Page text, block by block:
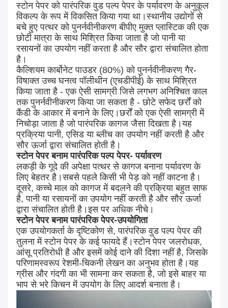
स्टोन पेपर को पारंपरिक वुड पल्प पेपर के पर्यावरण के अनुकूल
विकल्प के रूप में विकसित किया गया था।स्थानीय उद्योगों से
बचे हुए पत्थर को पुनर्नवीनीकरण बीपीए मुक्त प्लास्टिक की एक
छोटी मात्रा के साथ मिश्रित किया जाता है जो पानी या
रसायनों का उपयोग नहीं करता है और सौर द्वारा संचालित होता
है।
कैल्शियम कार्बोनेट पाउडर (80%) को पुनर्नवीनीकरण गैर-
विषाक्त उच्च घनत्व पॉलीथीन (एचडीपीई) के साथ मिश्रित
किया जाता है - एक ऐसी सामग्री जिसे लगभग अनिश्चित काल
तक पुनर्नवीनीकरण किया जा सकता है - छोटे सफेद छर्रों को
कैंडी के आकार में बनाने के लिए।छर्रों को एक ऐसी सामग्री में
निचोड़ा जाता है जो पारंपरिक कागज जैसा दिखता है।यह
प्रक्रिया पानी, एसिड या ब्लीच का उपयोग नहीं करती है और
सौर ऊर्जा द्वारा संचालित होती है।
स्टोन पेपर बनाम पारंपरिक पल्प पेपर- पर्यावरण
लकड़ी के गूदे की अपेक्षा पत्थर से कागज बनाना पर्यावरण के
लिए बेहतर है।सबसे पहले किसी भी पेड़ को नहीं काटना है।
दूसरे, कच्चे माल को कागज में बदलने की प्रक्रिया बहुत साफ
है, पानी या रसायनों का उपयोग नहीं करती है और सौर ऊर्जा
द्वारा संचालित होती है।इस पर अधिक नीचे।
स्टोन पेपर बनाम पारंपरिक पेपर-उपयोगिता
एक उपयोगकर्ता के दृष्टिकोण से, पारंपरिक वुड पल्प पेपर की
तुलना में स्टोन पेपर के कई फायदे हैं।स्टोन पेपर जलरोधक,
आंसू प्रतिरोधी है और इसमें कोई दाने की दिशा नहीं है, जिसके
परिणामस्वरूप रेशमी-चिकनी लेखन का अनुभव होता है।यह
ग्रीस और गंदगी का भी सामना कर सकता है, जो इसे बाहर या
भाप से भरे किचन में उपयोग के लिए आदर्श बनाता है।